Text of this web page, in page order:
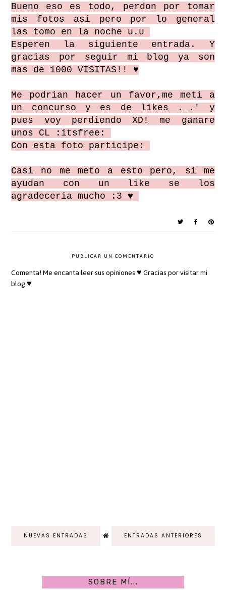
Bueno eso es todo, perdon por tomar
mis fotos asi pero por lo general
las tomo en la noche u.u
Esperen la siguiente entrada. Y
gracias por seguir mi blog ya son
mas de 1000 VISITAS!! ♥
Me podrian hacer un favor,me meti a
un concurso y es de likes ._.' y
pues voy perdiendo XD! me ganare
unos CL :itsfree:
Con esta foto participe:
Casi no me meto a esto pero, si me
ayudan con un like se los
agradeceria mucho :3 ♥
PUBLICAR UN COMENTARIO
Comenta! Me encanta leer sus opiniones ♥ Gracias por visitar mi
blog ♥
NUEVAS ENTRADAS ENTRADAS ANTERIORES
SOBRE MÍ...